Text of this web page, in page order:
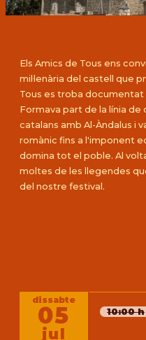
Els Amics de Tous ens
mil·lenària del castell que
Tous es troba documentat
Formava part de la línia
catalans amb Al-Àndalus i
romànic fins a l'imponent
domina tot el poble. Al
moltes de les llegendes
del nostre festival.
dissabte
05
jul
10:00 h